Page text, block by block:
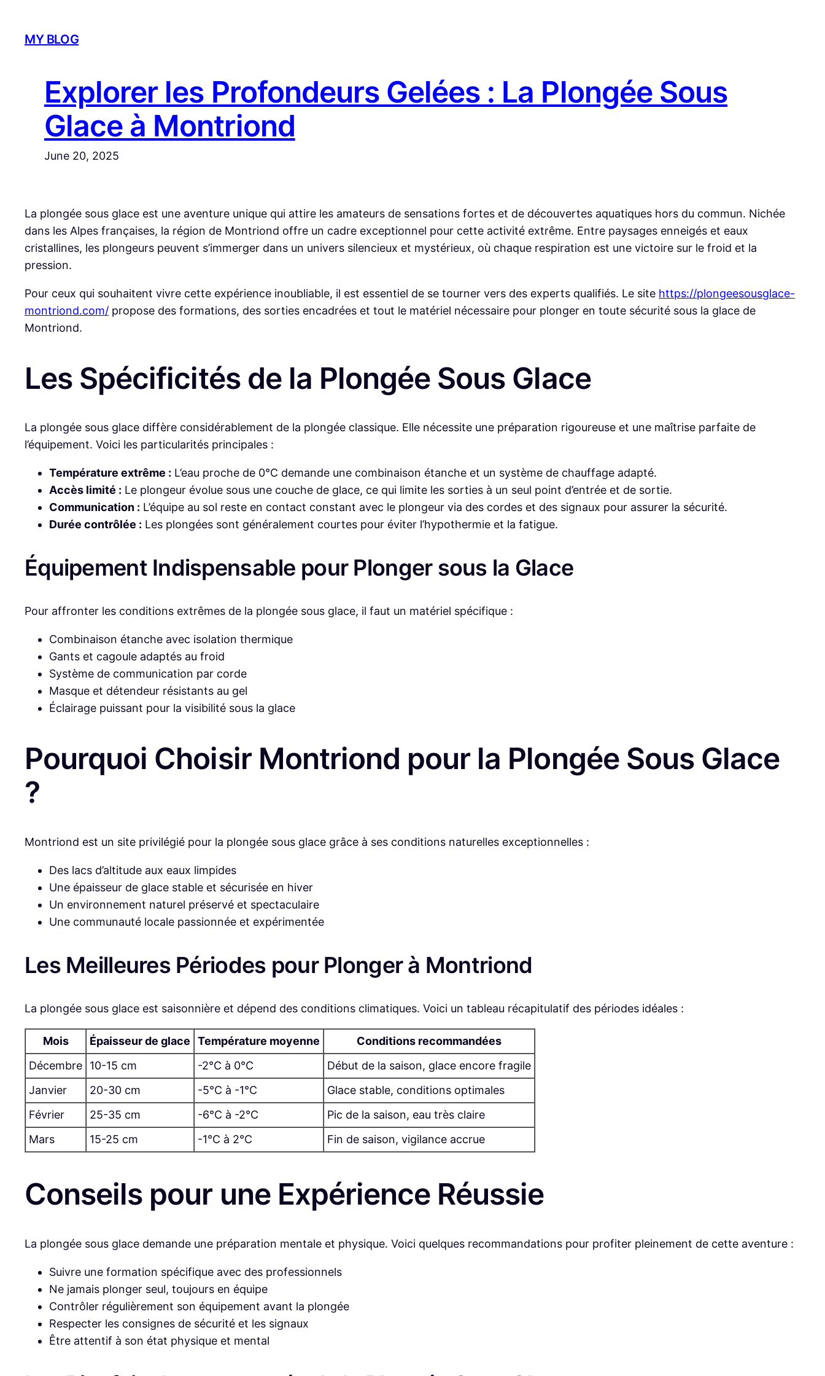
content
MY BLOG
Explorer les Profondeurs Gelées : La Plongée Sous
Glace à Montriond
June 20, 2025
La plongée sous glace est une aventure unique qui attire les amateurs de sensations fortes et de découvertes aquatiques hors du commun. Nichée
dans les Alpes françaises, la région de Montriond offre un cadre exceptionnel pour cette activité extrême. Entre paysages enneigés et eaux
cristallines, les plongeurs peuvent s’immerger dans un univers silencieux et mystérieux, où chaque respiration est une victoire sur le froid et la
pression.
Pour ceux qui souhaitent vivre cette expérience inoubliable, il est essentiel de se tourner vers des experts qualifiés. Le site https://plongeesousglace-
montriond.com/ propose des formations, des sorties encadrées et tout le matériel nécessaire pour plonger en toute sécurité sous la glace de
Montriond.
Les Spécificités de la Plongée Sous Glace
La plongée sous glace diffère considérablement de la plongée classique. Elle nécessite une préparation rigoureuse et une maîtrise parfaite de
l’équipement. Voici les particularités principales :
Température extrême : L’eau proche de 0°C demande une combinaison étanche et un système de chauffage adapté.
Accès limité : Le plongeur évolue sous une couche de glace, ce qui limite les sorties à un seul point d’entrée et de sortie.
Communication : L’équipe au sol reste en contact constant avec le plongeur via des cordes et des signaux pour assurer la sécurité.
Durée contrôlée : Les plongées sont généralement courtes pour éviter l’hypothermie et la fatigue.
Équipement Indispensable pour Plonger sous la Glace
Pour affronter les conditions extrêmes de la plongée sous glace, il faut un matériel spécifique :
Combinaison étanche avec isolation thermique
Gants et cagoule adaptés au froid
Système de communication par corde
Masque et détendeur résistants au gel
Éclairage puissant pour la visibilité sous la glace
Pourquoi Choisir Montriond pour la Plongée Sous Glace
?
Montriond est un site privilégié pour la plongée sous glace grâce à ses conditions naturelles exceptionnelles :
Des lacs d’altitude aux eaux limpides
Une épaisseur de glace stable et sécurisée en hiver
Un environnement naturel préservé et spectaculaire
Une communauté locale passionnée et expérimentée
Les Meilleures Périodes pour Plonger à Montriond
La plongée sous glace est saisonnière et dépend des conditions climatiques. Voici un tableau récapitulatif des périodes idéales :
Mois Épaisseur de glace Température moyenne
Conditions recommandées
Décembre
10-15 cm -2°C à 0°C
Début de la saison, glace encore fragile
Janvier
20-30 cm -5°C à -1°C
Glace stable, conditions optimales
Février
25-35 cm -6°C à -2°C
Pic de la saison, eau très claire
Mars
15-25 cm -1°C à 2°C Fin de saison, vigilance accrue
Conseils pour une Expérience Réussie
La plongée sous glace demande une préparation mentale et physique. Voici quelques recommandations pour profiter pleinement de cette aventure :
Suivre une formation spécifique avec des professionnels
Ne jamais plonger seul, toujours en équipe
Contrôler régulièrement son équipement avant la plongée
Respecter les consignes de sécurité et les signaux
Être attentif à son état physique et mental